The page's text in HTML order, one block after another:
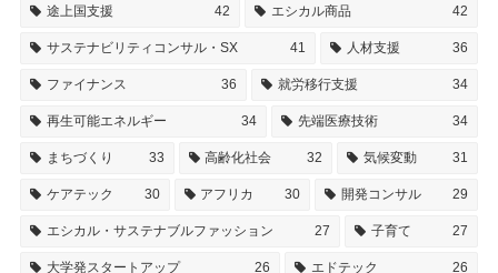
途上国支援 42 エシカル商品 42
サステナビリティコンサル・SX 41 人材支援 36
ファイナンス 36 就労移行支援 34
再生可能エネルギー 34 先端医療技術 34
まちづくり 33 高齢化社会 32 気候変動 31
ケアテック 30 アフリカ 30 開発コンサル 29
エシカル・サステナブルファッション 27 子育て 27
大学発スタートアップ 26 エドテック 26